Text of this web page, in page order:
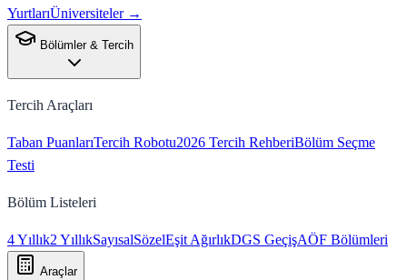
YurtlarıÜniversiteler →
Bölümler & Tercih
Tercih Araçları
Taban PuanlarıTercih Robotu2026 Tercih RehberiBölüm Seçme
Testi
Bölüm Listeleri
4 Yıllık2 YıllıkSayısalSözelEşit AğırlıkDGS GeçişAÖF Bölümleri
Araçlar